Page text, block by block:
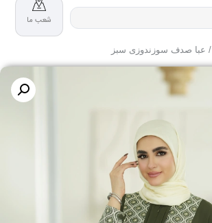
شعب ما
/ عبا صدف سوزندوزی سبز